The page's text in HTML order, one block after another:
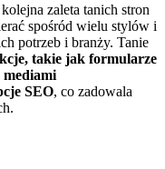
zaleta tanich stron
spośród wielu stylów i
potrzeb i branży. Tanie
takie jak formularze
mediami
SEO, co zadowala